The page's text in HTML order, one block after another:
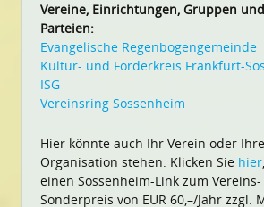
Vereine, Einrichtungen, Gruppen und
Parteien:
Evangelische Regenbogengemeinde
Kultur- und Förderkreis Frankfurt-
ISG
Vereinsring Sossenheim
Hier könnte auch Ihr Verein oder Ihre
Organisation stehen. Klicken Sie hier
einen Sossenheim-Link zum Vereins-
Sonderpreis von EUR 60,–/Jahr zzgl.